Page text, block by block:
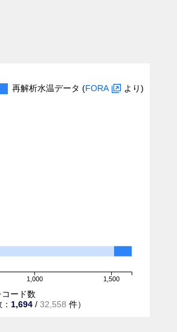
再解析水温データ (FORA より)
1,000 1,500
ード数
1,694 /32,558 件）